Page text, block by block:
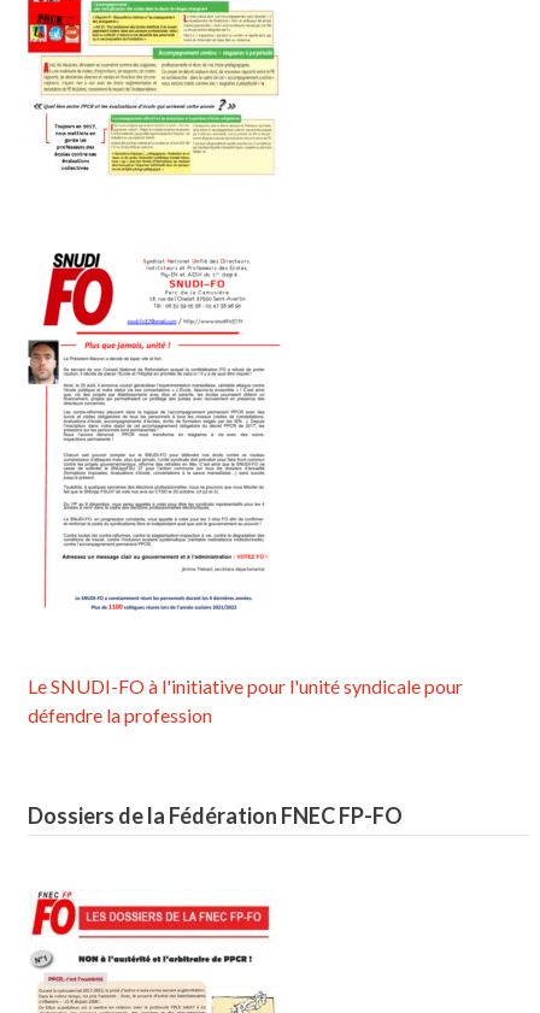
Le SNUDI-FO à l'initiative pour l'unité syndicale pour
défendre la profession
Dossiers de la Fédération FNEC FP-FO